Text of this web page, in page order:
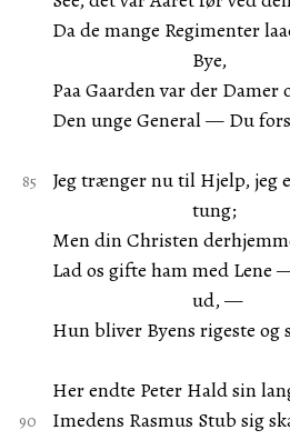
Da de mange Regimenter
Bye,
Paa Gaarden var der
Den unge General — Du
Jeg trænger nu til Hjelp, jeg
tung;
Men din Christen
Lad os gifte ham med Lene
ud, —
Hun bliver Byens rigeste og
Her endte Peter Hald sin
Imedens Rasmus Stub sig